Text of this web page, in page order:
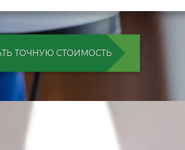
ТОЧНУЮ СТОИМОСТЬ